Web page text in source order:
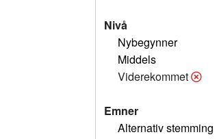
Nivå
Nybegynner
Middels
Viderekommet
Emner
Alternativ stemming